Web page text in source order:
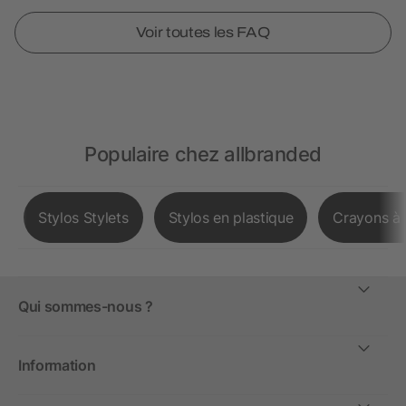
Voir toutes les FAQ
Populaire chez allbranded
Stylos Stylets Stylos en plastique Crayons à
Qui sommes-nous ?
Information